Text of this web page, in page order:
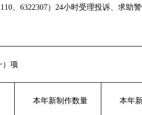
、6322307）24小时受理投诉、求助警
）项
本年新制作数量 本年